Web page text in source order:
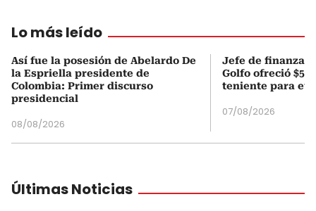
Lo más leído
Así fue la posesión de Abelardo De
la Espriella presidente de
Colombia: Primer discurso
presidencial
08/08/2026
Jefe de finanzas
Golfo ofreció
teniente para
07/08/2026
Últimas Noticias